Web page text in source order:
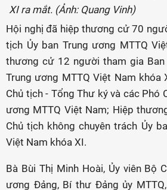
XI ra mắt. (Ảnh: Quang Vinh)
Hội nghị đã hiệp thương cử 70
tịch Ủy ban Trung ương MTTQ
thương cử 12 người tham gia
Trung ương MTTQ Việt Nam khóa
Chủ tịch - Tổng Thư ký và các Phó
ương MTTQ Việt Nam; Hiệp
Chủ tịch không chuyên trách Ủy
Việt Nam khóa XI.
Bà Bùi Thị Minh Hoài, Ủy viên Bộ
ương Đảng, Bí thư Đảng ủy